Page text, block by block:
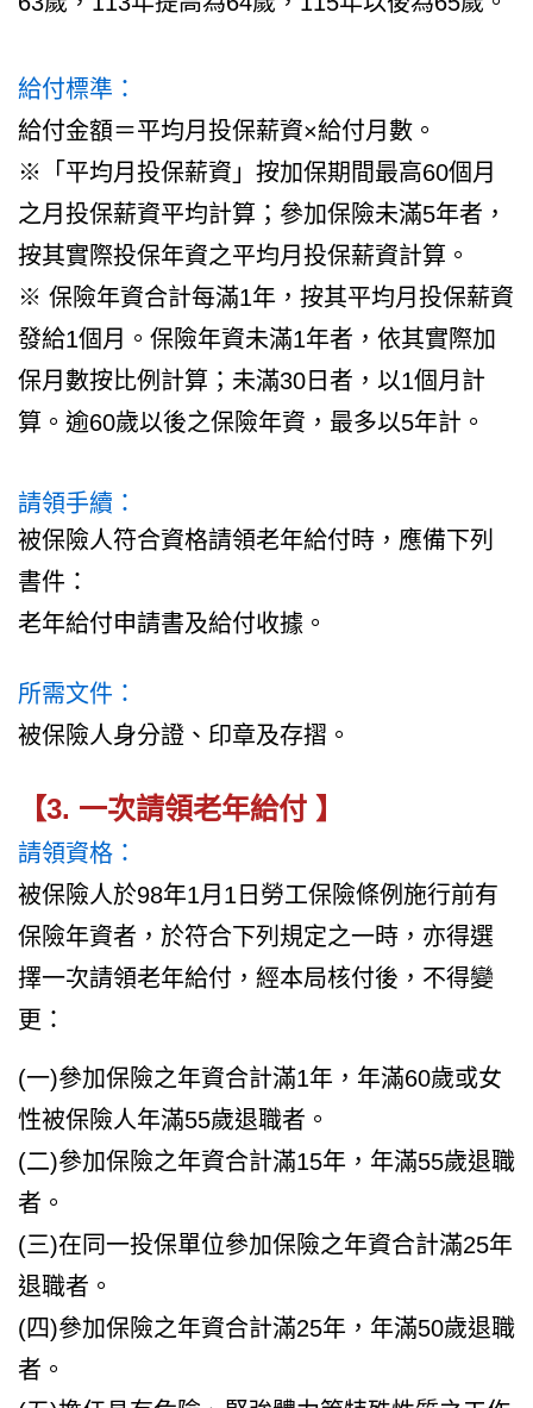
給付標準：
給付金額＝平均月投保薪資×給付月數。
※「平均月投保薪資」按加保期間最高60個月
之月投保薪資平均計算；參加保險未滿5年者，
按其實際投保年資之平均月投保薪資計算。
※ 保險年資合計每滿1年，按其平均月投保薪資
發給1個月。保險年資未滿1年者，依其實際加
保月數按比例計算；未滿30日者，以1個月計
算。逾60歲以後之保險年資，最多以5年計。
請領手續：
被保險人符合資格請領老年給付時，應備下列
書件：
老年給付申請書及給付收據。
所需文件：
被保險人身分證、印章及存摺。
【3. 一次請領老年給付 】
請領資格：
被保險人於98年1月1日勞工保險條例施行前有
保險年資者，於符合下列規定之一時，亦得選
擇一次請領老年給付，經本局核付後，不得變
更：
(一)參加保險之年資合計滿1年，年滿60歲或女
性被保險人年滿55歲退職者。
(二)參加保險之年資合計滿15年，年滿55歲退職
者。
(三)在同一投保單位參加保險之年資合計滿25年
退職者。
(四)參加保險之年資合計滿25年，年滿50歲退職
者。